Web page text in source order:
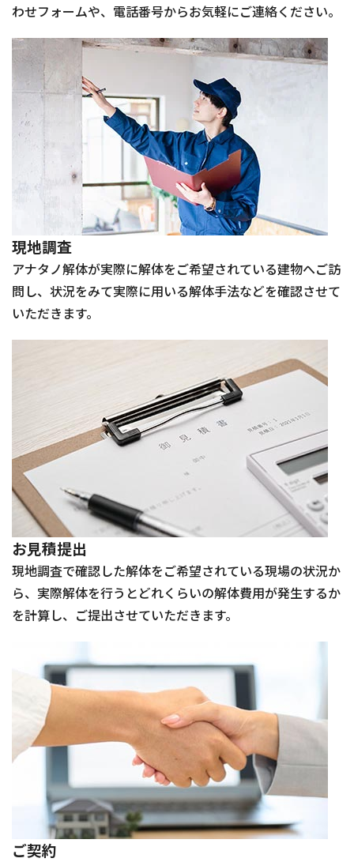
わせフォームや、電話番号からお気軽にご連絡ください。
現地調査
アナタノ解体が実際に解体をご希望されている建物へご訪
問し、状況をみて実際に用いる解体手法などを確認させて
いただきます。
お見積提出
現地調査で確認した解体をご希望されている現場の状況か
ら、実際解体を行うとどれくらいの解体費用が発生するか
を計算し、ご提出させていただきます。
ご契約